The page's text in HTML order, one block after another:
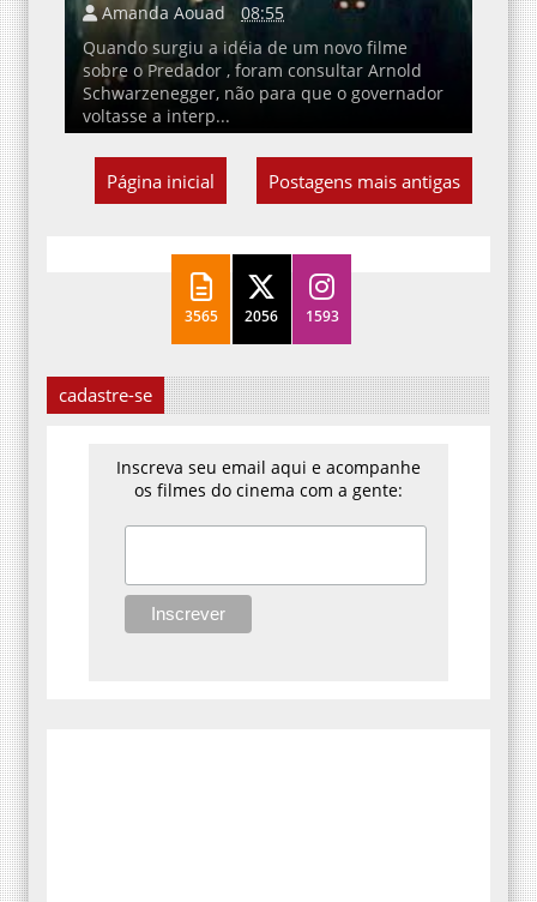
Amanda Aouad
08:55
Quando surgiu a idéia de um novo filme
sobre o Predador , foram consultar Arnold
Schwarzenegger, não para que o governador
voltasse a interp...
Postagens mais antigas
Página inicial
3565 2056 1593
cadastre-se
Inscreva seu email aqui e acompanhe
os filmes do cinema com a gente: